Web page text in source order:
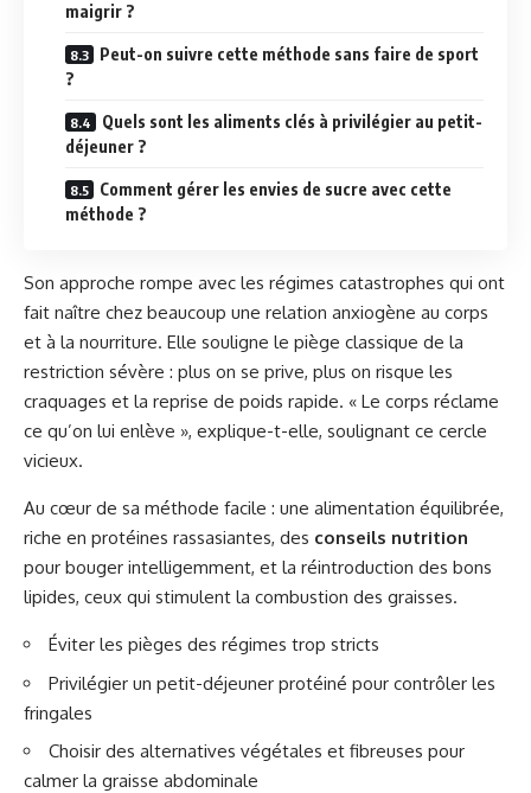
maigrir ?
Peut-on suivre cette méthode sans faire de sport
?
Quels sont les aliments clés à privilégier au petit-
déjeuner ?
Comment gérer les envies de sucre avec cette
méthode ?
Son approche rompe avec les régimes catastrophes qui ont
fait naître chez beaucoup une relation anxiogène au corps
et à la nourriture. Elle souligne le piège classique de la
restriction sévère : plus on se prive, plus on risque les
craquages et la reprise de poids rapide. « Le corps réclame
ce qu’on lui enlève », explique-t-elle, soulignant ce cercle
vicieux.
Au cœur de sa méthode facile : une alimentation équilibrée,
riche en protéines rassasiantes, des conseils nutrition
pour bouger intelligemment, et la réintroduction des bons
lipides, ceux qui stimulent la combustion des graisses.
Éviter les pièges des régimes trop stricts
Privilégier un petit-déjeuner protéiné pour contrôler les
fringales
Choisir des alternatives végétales et fibreuses pour
calmer la graisse abdominale